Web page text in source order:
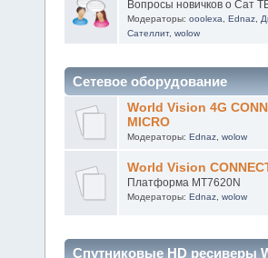
Раздел для новичков
Вопросы новичков о Сат ТВ
Сателлит,wolow
Сетевое оборудование
World Vision 4G
Модераторы:Ednaz,wolow
World Vision CONNECT